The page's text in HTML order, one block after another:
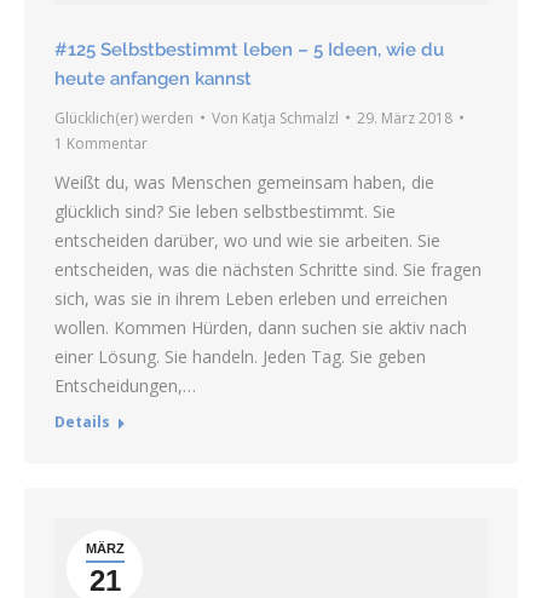
#125 Selbstbestimmt leben – 5 Ideen, wie du
heute anfangen kannst
Glücklich(er) werden Von Katja Schmalzl
29. März 2018
1 Kommentar
Weißt du, was Menschen gemeinsam haben, die
glücklich sind? Sie leben selbstbestimmt. Sie
entscheiden darüber, wo und wie sie arbeiten. Sie
entscheiden, was die nächsten Schritte sind. Sie fragen
sich, was sie in ihrem Leben erleben und erreichen
wollen. Kommen Hürden, dann suchen sie aktiv nach
einer Lösung. Sie handeln. Jeden Tag. Sie geben
Entscheidungen,…
Details
MÄRZ
21